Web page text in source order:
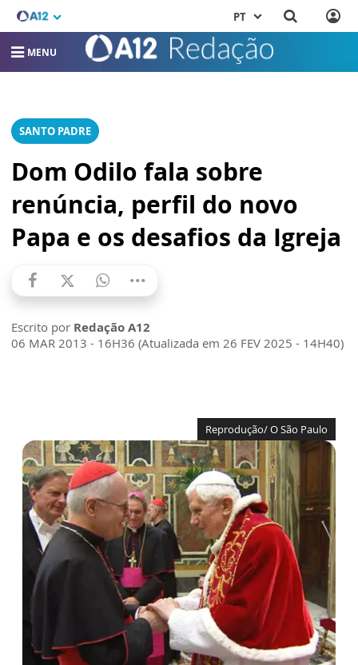
PT
MENU
SANTO PADRE
Dom Odilo fala sobre
renúncia, perfil do novo
Papa e os desafios da Igreja
Escrito por Redação A12
06 MAR 2013 - 16H36 (Atualizada em 26 FEV 2025 - 14H40)
Reprodução/ O São Paulo